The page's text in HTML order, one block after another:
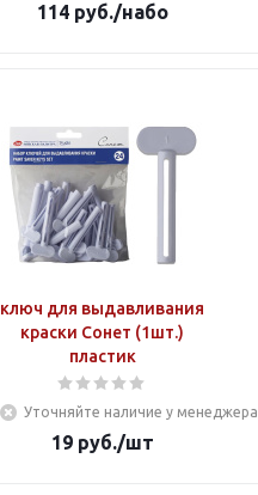
114руб./набо
ключ для выдавливания
краски Сонет (1шт.)
пластик
Уточняйте наличие у менеджера
19руб./шт